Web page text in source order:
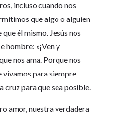
incluso cuando nos
que algo o alguien
él mismo. Jesús nos
hombre: «¡Ven y
nos ama. Porque nos
vivamos para siempre…
cruz para que sea posible.
amor, nuestra verdadera